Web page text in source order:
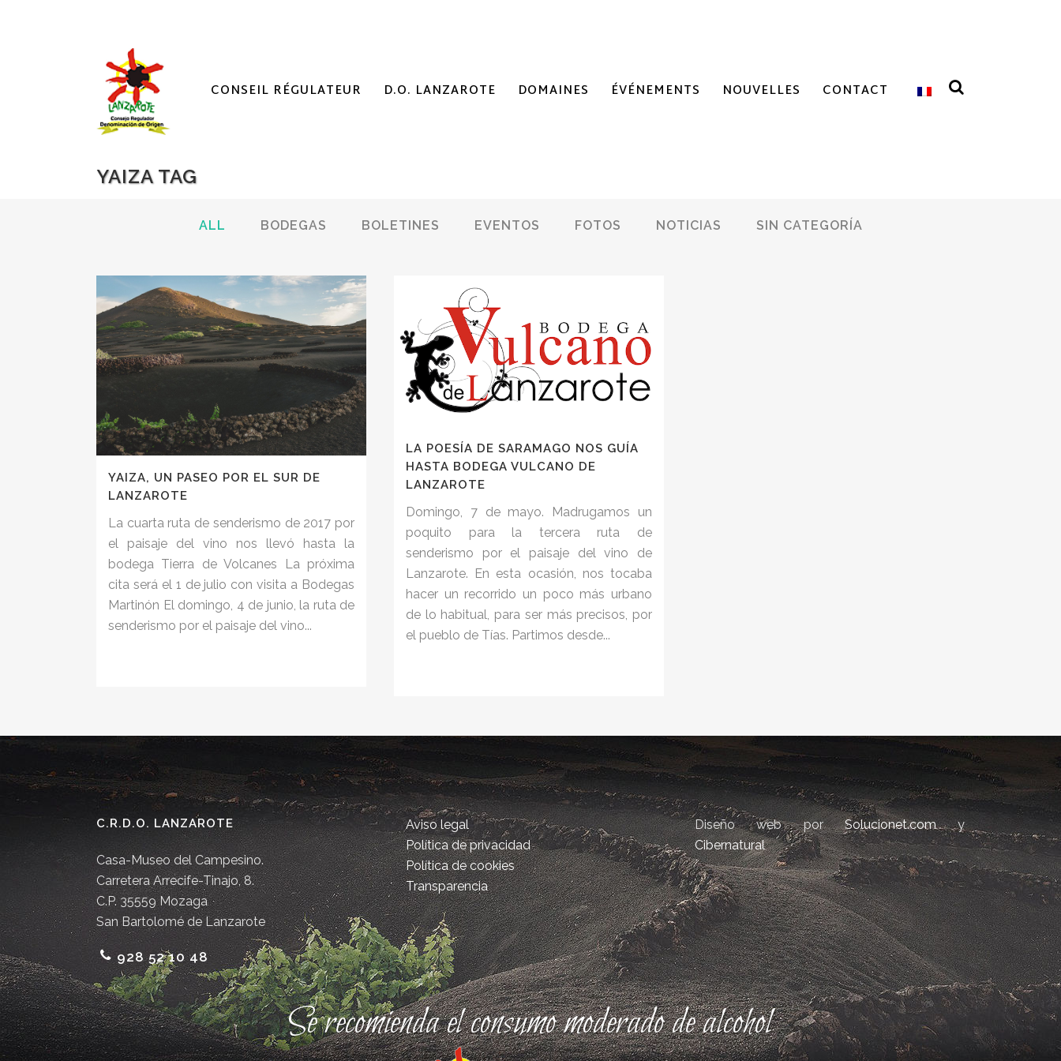
CONSEIL RÉGULATEUR D.O. LANZAROTE DOMAINES ÉVÉNEMENTS NOUVELLES CONTACT
YAIZA TAG
ALL BODEGAS BOLETINES EVENTOS FOTOS NOTICIAS SIN CATEGORÍA
YAIZA, UN PASEO POR EL SUR DE
LANZAROTE
La cuarta ruta de senderismo de 2017 por
el paisaje del vino nos llevó hasta la
bodega Tierra de Volcanes La próxima
cita será el 1 de julio con visita a Bodegas
Martinón El domingo, 4 de junio, la ruta de
senderismo por el paisaje del vino...
LA POESÍA DE SARAMAGO NOS GUÍA
HASTA BODEGA VULCANO DE
LANZAROTE
Domingo, 7 de mayo. Madrugamos un
poquito para la tercera ruta de
senderismo por el paisaje del vino de
Lanzarote. En esta ocasión, nos tocaba
hacer un recorrido un poco más urbano
de lo habitual, para ser más precisos, por
el pueblo de Tías. Partimos desde...
C.R.D.O. LANZAROTE
Casa-Museo del Campesino.
Carretera Arrecife-Tinajo, 8.
C.P. 35559 Mozaga
San Bartolomé de Lanzarote
928 52 10 48
Aviso legal
Política de privacidad
Política de cookies
Transparencia
Diseño web porSolucionet.comy
Cibernatural
Se recomienda el consumo moderado de alcohol